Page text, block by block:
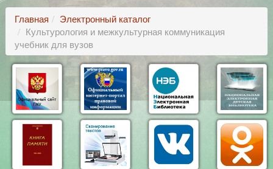
Главная
Электронный каталог
Культурология и межкультурная коммуникация
учебник для вузов